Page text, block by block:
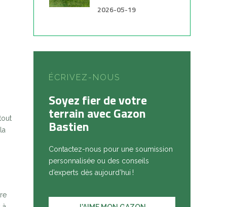
2026-05-19
ÉCRIVEZ-NOUS
Soyez fier de votre
terrain avec Gazon
Bastien
Contactez-nous pour une soumission
personnalisée ou des conseils
d’experts dès aujourd’hui !